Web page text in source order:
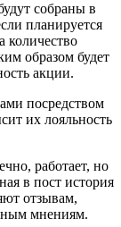
собраны в
планируется
количество
образом будет
акции.
посредством
их лояльность
работает, но
в пост история
отзывам,
мнениям.